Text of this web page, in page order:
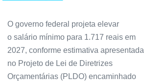
O governo federal projeta elevar
o salário mínimo para 1.717 reais em
2027, conforme estimativa apresentada
no Projeto de Lei de Diretrizes
Orçamentárias (PLDO) encaminhado